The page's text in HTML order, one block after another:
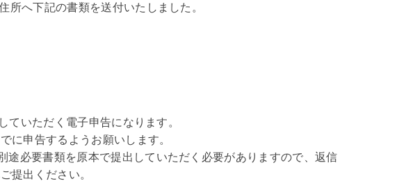
へ下記の書類を送付いたしました。
いただく電子申告になります。
に申告するようお願いします。
必要書類を原本で提出していただく必要がありますので、返信
提出ください。